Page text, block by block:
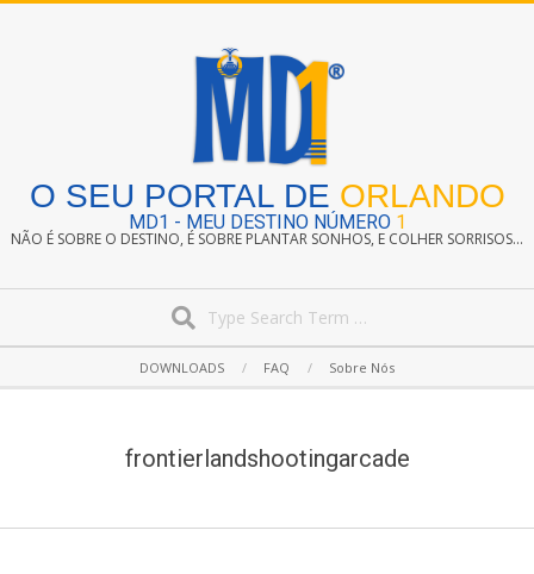
O SEU PORTAL DE ORLANDO
MD1 - MEU DESTINO NÚMERO 1
NÃO É SOBRE O DESTINO, É SOBRE PLANTAR SONHOS, E COLHER SORRISOS...
Navigation
DOWNLOADS FAQ Sobre Nós
frontierlandshootingarcade